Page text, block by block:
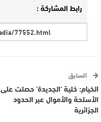
رابط المشاركة :
السابق
الخيام: خلية ’الجديدة’ حصلت على
الأسلحة والأموال عبر الحدود
الجزائرية